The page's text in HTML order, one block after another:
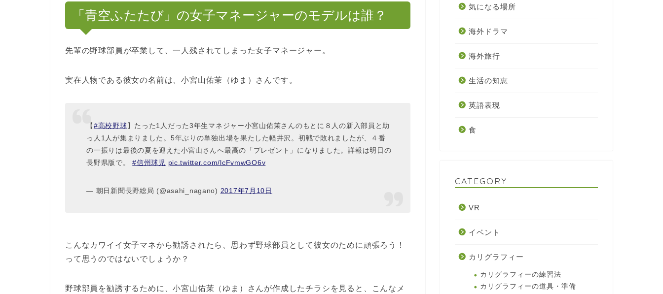
「青空ふたたび」の女子マネージャーのモデルは誰？
先輩の野球部員が卒業して、一人残されてしまった女子マネージャー。
実在人物である彼女の名前は、小宮山佑茉（ゆま）さんです。
【#高校野球】たった1人だった3年生マネジャー小宮山佑茉さんのもとに８人の新入部員と助
っ人1人が集まりました。5年ぶりの単独出場を果たした軽井沢。初戦で敗れましたが、４番
の一振りは最後の夏を迎えた小宮山さんへ最高の「プレゼント」になりました。詳報は明日の
長野県版で。#信州球児 pic.twitter.com/lcFvmwGO6v
— 朝日新聞長野総局 (@asahi_nagano) 2017年7月10日
こんなカワイイ女子マネから勧誘されたら、思わず野球部員として彼女のために頑張ろう！
って思うのではないでしょうか？
野球部員を勧誘するために、小宮山佑茉（ゆま）さんが作成したチラシを見ると、こんなメ
気になる場所
海外ドラマ
海外旅行
生活の知恵
英語表現
食
CATEGORY
VR
イベント
カリグラフィー
カリグラフィーの練習法
カリグラフィーの道具・準備